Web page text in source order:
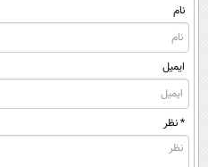
نام
ایمیل
* نظر